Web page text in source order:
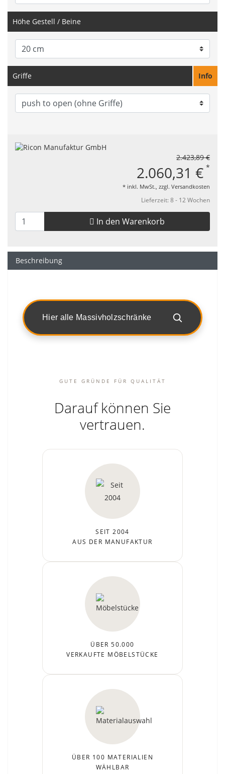
Höhe Gestell / Beine
Griffe Info
2.423,89 €
2.060,31 € *
* inkl. MwSt., zzgl. Versandkosten
Lieferzeit: 8 - 12 Wochen
In den Warenkorb
Beschreibung
Hier alle Massivholzschränke
GUTE GRÜNDE FÜR QUALITÄT
Darauf können Sie
vertrauen.
SEIT 2004
AUS DER MANUFAKTUR
ÜBER 50.000
VERKAUFTE MÖBELSTÜCKE
ÜBER 100 MATERIALIEN
WÄHLBAR